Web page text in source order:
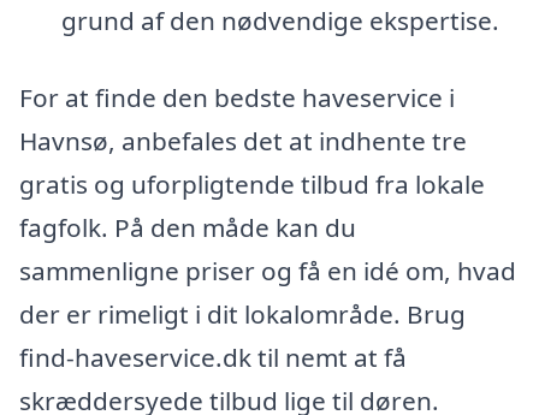
grund af den nødvendige ekspertise.
For at finde den bedste haveservice i
Havnsø, anbefales det at indhente tre
gratis og uforpligtende tilbud fra lokale
fagfolk. På den måde kan du
sammenligne priser og få en idé om, hvad
der er rimeligt i dit lokalområde. Brug
find-haveservice.dk til nemt at få
skræddersyede tilbud lige til døren.